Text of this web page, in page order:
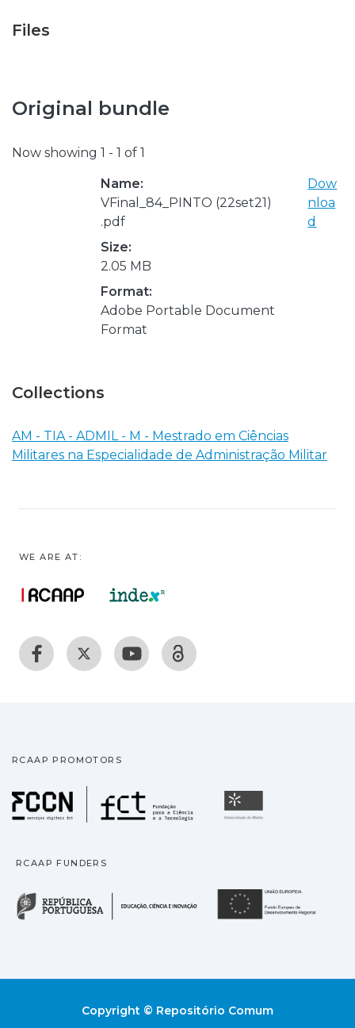
Files
Original bundle
Now showing 1 - 1 of 1
Name:
VFinal_84_PINTO (22set21)
.pdf
Size:
2.05 MB
Format:
Adobe Portable Document
Format
Dow
nloa
d
Collections
AM - TIA - ADMIL - M - Mestrado em Ciências
Militares na Especialidade de Administração Militar
WE ARE AT:
RCAAP PROMOTORS
Fundação para a
RCAAP FUNDERS
República Portuguesa
Copyright © Repositório Comum